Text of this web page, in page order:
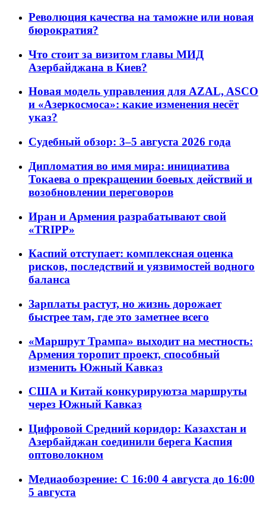
Революция качества на таможне или новая
бюрократия?
Что стоит за визитом главы МИД
Азербайджана в Киев?
Новая модель управления для AZAL, ASCO
и «Азеркосмоса»: какие изменения несёт
указ?
Судебный обзор: 3–5 августа 2026 года
Дипломатия во имя мира: инициатива
Токаева о прекращении боевых действий и
возобновлении переговоров
Иран и Армения разрабатывают свой
«TRIPP»
Каспий отступает: комплексная оценка
рисков, последствий и уязвимостей водного
баланса
Зарплаты растут, но жизнь дорожает
быстрее там, где это заметнее всего
«Маршрут Трампа» выходит на местность:
Армения торопит проект, способный
изменить Южный Кавказ
США и Китай конкурируютза маршруты
через Южный Кавказ
Цифровой Средний коридор: Казахстан и
Азербайджан соединили берега Каспия
оптоволокном
Медиаобозрение: С 16:00 4 августа до 16:00
5 августа